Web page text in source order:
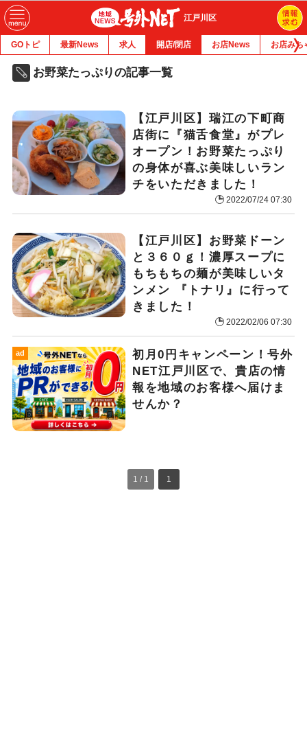
江戸川区
GOトピ 最新News 求人 開店/閉店 お店News お店みち
お野菜たっぷりの記事一覧
【江戸川区】瑞江の下町商
店街に『猫舌食堂』がプレ
オープン！お野菜たっぷり
の身体が喜ぶ美味しいラン
チをいただきました！
2022/07/24 07:30
【江戸川区】お野菜ドーン
と３６０ｇ！濃厚スープに
もちもちの麺が美味しいタ
ンメン 『トナリ』に行って
きました！
2022/02/06 07:30
ad
初月0円キャンペーン！号外
NET江戸川区で、貴店の情
報を地域のお客様へ届けま
せんか？
1 / 1 1